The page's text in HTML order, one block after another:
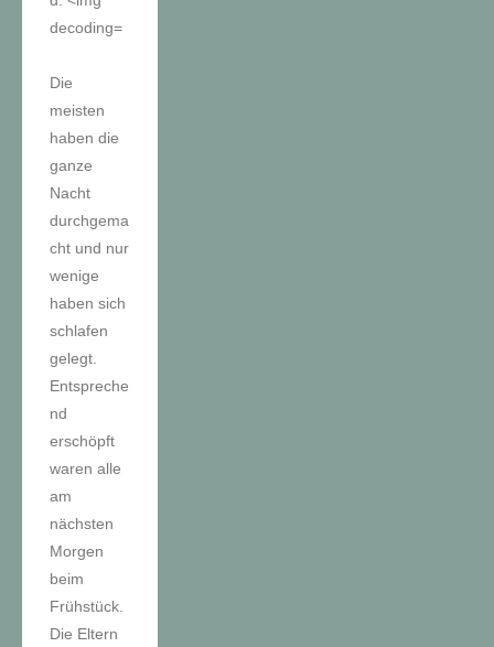
Die
meisten
haben die
ganze
Nacht
durchgema
cht und nur
wenige
haben sich
schlafen
gelegt.
Entspreche
nd
erschöpft
waren alle
am
nächsten
Morgen
beim
Frühstück.
Die Eltern